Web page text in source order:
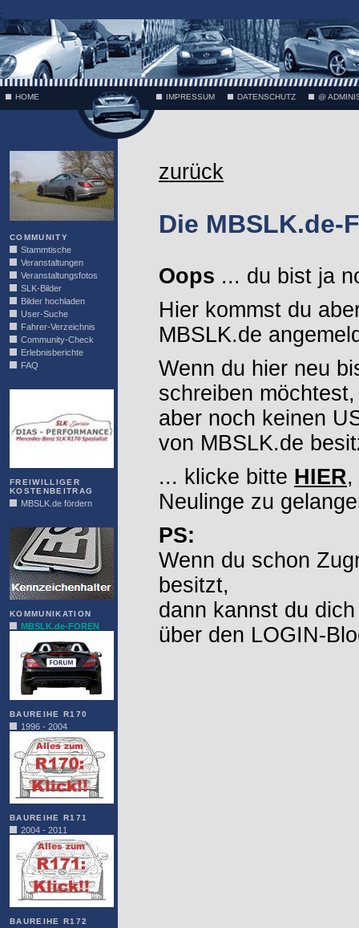
;
HOME IMPRESSUM DATENSCHUTZ @
COMMUNITY
Stammtische
Veranstaltungen
Veranstaltungsfotos
SLK-Bilder
Bilder hochladen
User-Suche
Fahrer-Verzeichnis
Community-Check
Erlebnisberichte
FAQ
FREIWILLIGER
KOSTENBEITRAG
MBSLK.de fördern
KOMMUNIKATION
MBSLK.de-FOREN
BAUREIHE R170
1996 - 2004
BAUREIHE R171
2004 - 2011
BAUREIHE R172
zurück
Die MBSLK.de-
Oops ... du bist ja
Hier kommst du
MBSLK.de
Wenn du hier neu
schreiben möchtest,
aber noch keinen
von MBSLK.de
... klicke bitte HIER,
Neulinge zu
PS:
Wenn du schon
besitzt,
dann kannst du
über den LOGIN-